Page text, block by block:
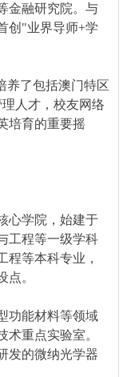
金融研究院。与
创"业界导师+学
养了包括澳门特区
人才，校友网络
培育的重要摇
心学院，始建于
工程等一级学科
程等本科专业，
点。
功能材料等领域
重点实验室。
发的微纳光学器